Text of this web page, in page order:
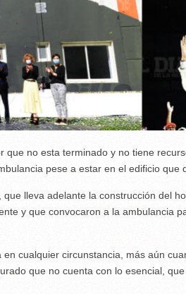
que no esta terminado y no tiene
pese a estar en el edificio que
lleva adelante la construcción del
y que convocaron a la ambulancia
cualquier circunstancia, más aún
que no cuenta con lo esencial,